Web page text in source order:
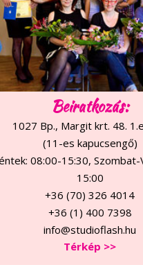
Beiratkozás:
1027 Bp., Margit krt. 48.
(11-es kapucsengő)
08:00-15:30, Szombat-
15:00
+36 (70) 326 4014
+36 (1) 400 7398
info@studioflash.hu
Térkép >>